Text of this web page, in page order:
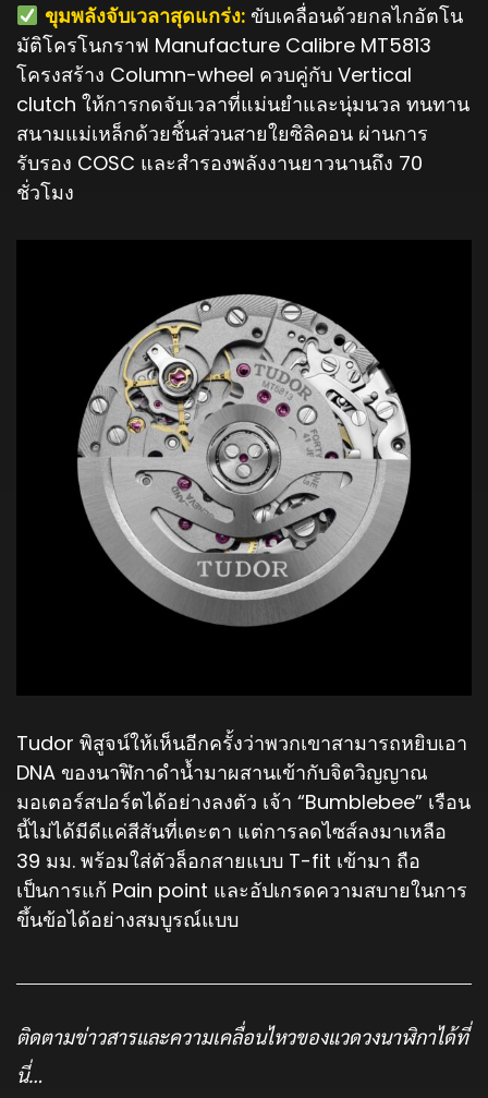
ขุมพลังจับเวลาสุดแกร่ง:ขับเคลื่อนด้วยกลไกอัตโน
มัติโครโนกราฟ Manufacture Calibre MT5813
โครงสร้าง Column-wheel ควบคู่กับ Vertical
clutch ให้การกดจับเวลาที่แม่นยำและนุ่มนวล ทนทาน
สนามแม่เหล็กด้วยชิ้นส่วนสายใยซิลิคอน ผ่านการ
รับรอง COSC และสำรองพลังงานยาวนานถึง 70
ชั่วโมง
Tudor พิสูจน์ให้เห็นอีกครั้งว่าพวกเขาสามารถหยิบเอา
DNA ของนาฬิกาดำน้ำมาผสานเข้ากับจิตวิญญาณ
มอเตอร์สปอร์ตได้อย่างลงตัว เจ้า “Bumblebee” เรือน
นี้ไม่ได้มีดีแค่สีสันที่เตะตา แต่การลดไซส์ลงมาเหลือ
39 มม. พร้อมใส่ตัวล็อกสายแบบ T-fit เข้ามา ถือ
เป็นการแก้ Pain point และอัปเกรดความสบายในการ
ขึ้นข้อได้อย่างสมบูรณ์แบบ
ติดตามข่าวสารและความเคลื่อนไหวของแวดวงนาฬิกาได้ที่
นี่…